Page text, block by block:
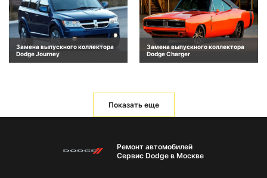
Замена выпускного коллектора
Dodge Journey
Замена выпускного коллектора
Dodge Charger
Показать еще
Ремонт автомобилей
Сервис Dodge в Москве